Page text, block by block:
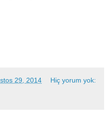
29, 2014 Hiç yorum yok: